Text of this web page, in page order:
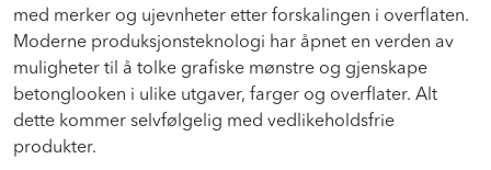
med merker og ujevnheter etter forskalingen i overflaten.
Moderne produksjonsteknologi har åpnet en verden av
muligheter til å tolke grafiske mønstre og gjenskape
betonglooken i ulike utgaver, farger og overflater. Alt
dette kommer selvfølgelig med vedlikeholdsfrie
produkter.
Proff
Prosjekt
Still et spørsmål